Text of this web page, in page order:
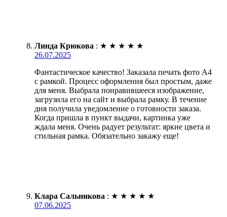
Линда Крюкова : ★ ★ ★ ★ ★
26.07.2025
Фантастическое качество! Заказала печать фото А4
с рамкой. Процесс оформления был простым, даже
для меня. Выбрала понравившееся изображение,
загрузила его на сайт и выбрала рамку. В течение
дня получила уведомление о готовности заказа.
Когда пришла в пункт выдачи, картинка уже
ждала меня. Очень радует результат: яркие цвета и
стильная рамка. Обязательно закажу еще!
Клара Сальникова : ★ ★ ★ ★ ★
07.06.2025